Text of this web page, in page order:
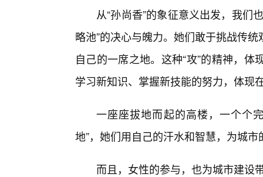
从“孙尚香”的象征意义出发，我们
略池”的决心与魄力。她们敢于挑战传
自己的一席之地。这种“攻”的精神，
学习新知识、掌握新技能的努力，体现
一座座拔地而起的高楼，一个个
地”，她们用自己的汗水和智慧，为城
而且，女性的参与，也为城市建设